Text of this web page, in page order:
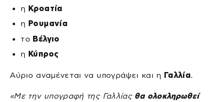
η Κροατία
η Ρουμανία
το Βέλγιο
η Κύπρος
Αύριο αναμένεται να υπογράψει και η Γαλλία.
«Με την υπογραφή της Γαλλίαςθα ολοκληρωθεί